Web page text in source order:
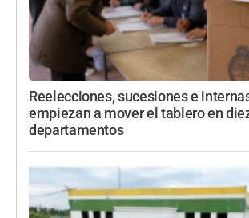
Reelecciones, sucesiones e
empiezan a mover el tablero en
departamentos